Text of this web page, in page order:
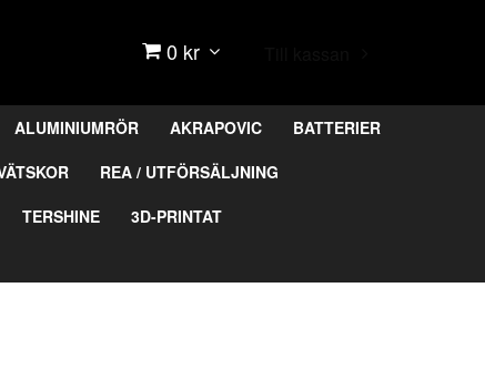
0 kr
ALUMINIUMRÖR AKRAPOVIC
BATTERIER
REA / UTFÖRSÄLJNING
TERSHINE
3D-PRINTAT